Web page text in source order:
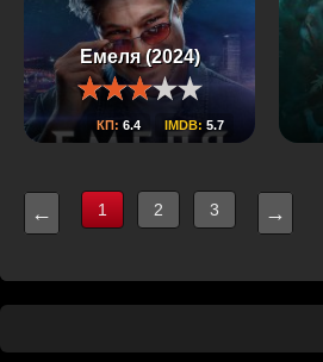
Емеля (2024)
КП: 6.4 IMDB: 5.7
← 1 2 3 →